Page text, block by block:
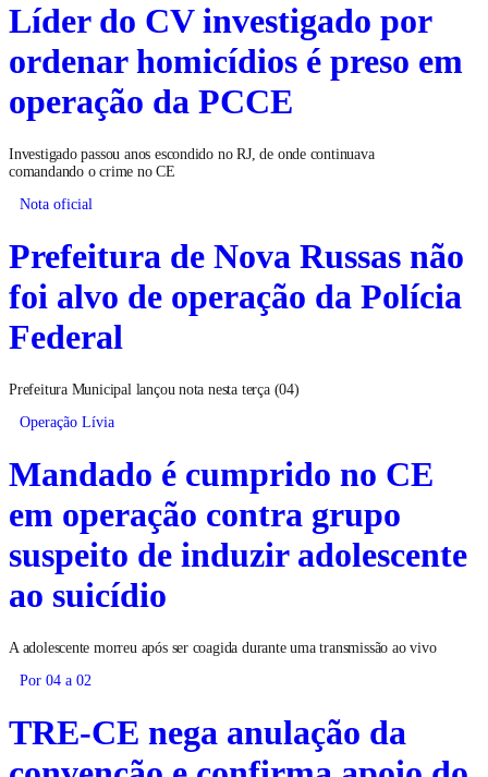
Líder do CV investigado por
ordenar homicídios é preso em
operação da PCCE
Investigado passou anos escondido no RJ, de onde continuava
comandando o crime no CE
Nota oficial
Prefeitura de Nova Russas não
foi alvo de operação da Polícia
Federal
Prefeitura Municipal lançou nota nesta terça (04)
Operação Lívia
Mandado é cumprido no CE
em operação contra grupo
suspeito de induzir adolescente
ao suicídio
A adolescente morreu após ser coagida durante uma transmissão ao vivo
Por 04 a 02
TRE-CE nega anulação da